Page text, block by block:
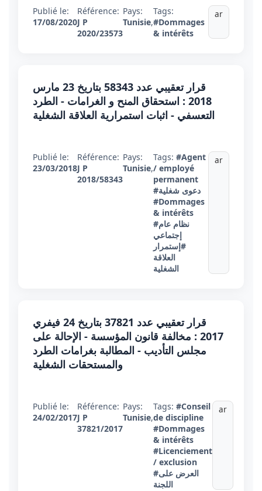
Publié le:
17/08/2020
Référence:
J P
2020/23573
Pays:
Tunisie,
Tags:
#Dommages
& intérêts
ar
قرار تعقيبي عدد 58343 بتاريخ 23 مارس
2018 : استحقاق المنح و الغرامات - الطرد
التعسفي - اثبات استمرارية العلاقة الشغلية
Publié le:
23/03/2018
Référence:
J P
2018/58343
Pays:
Tunisie,
Tags: #Agent
/ employé
permanent
#دعوى شغلية
#Dommages
& intérêts
#نظام عام
إجتماعي
#إستمرار
العلاقة
الشغلية
ar
قرار تعقيبي عدد 37821 بتاريخ 24 فيفري
2017 : مخالفة قانون المؤسسة - الإحالة على
مجلس التأديب - المطالبة بغرامات الطرد
والمستحقات الشغلية
Publié le:
24/02/2017
Référence:
J P
37821/2017
Pays:
Tunisie,
Tags: #Conseil
de discipline
#Dommages
& intérêts
#Licenciement
/ exclusion
#العرض على
اللجنة
ar